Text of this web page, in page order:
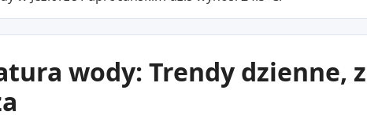
wody: Trendy dzienne,